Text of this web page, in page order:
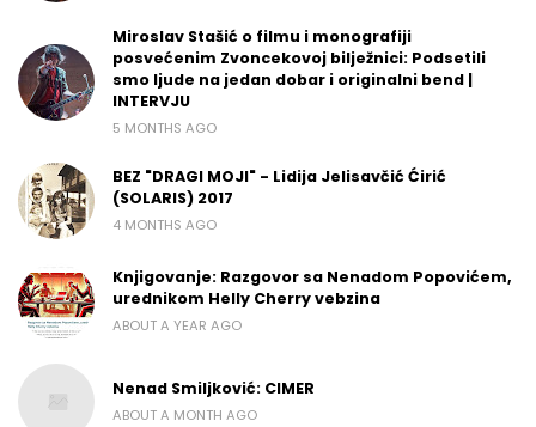
Miroslav Stašić o filmu i monografiji
posvećenim Zvoncekovoj bilježnici: Podsetili
smo ljude na jedan dobar i originalni bend |
INTERVJU
5 MONTHS AGO
BEZ "DRAGI MOJI" - Lidija Jelisavčić Ćirić
(SOLARIS) 2017
4 MONTHS AGO
Knjigovanje: Razgovor sa Nenadom Popovićem,
urednikom Helly Cherry vebzina
ABOUT A YEAR AGO
Nenad Smiljković: CIMER
ABOUT A MONTH AGO